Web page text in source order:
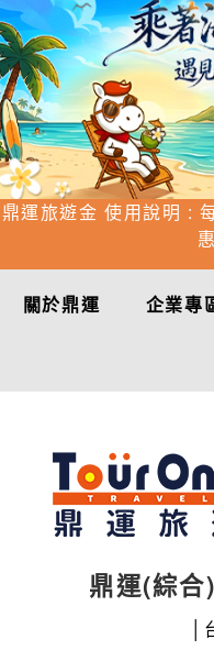
鼎運旅遊金 使用說明 :
關於鼎運 企業專
鼎運(綜合